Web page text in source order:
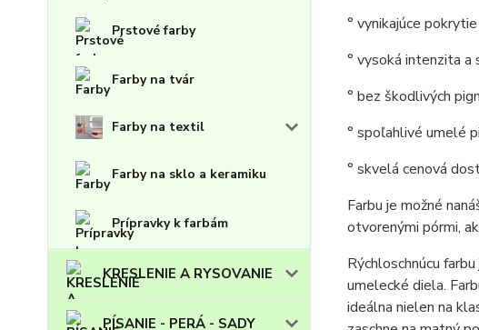
Prstové farby
Farby na tvár
Farby na textil
Farby na sklo a keramiku
Prípravky k farbám
KRESLENIE A RYSOVANIE
PÍSANIE - PERÁ - SADY
° vynikajúce
° vysoká intenzita
° bez škodlivých
° spoľahlivé umelé
° skvelá cenová
Farbu je možné
otvorenými pórmi,
Rýchloschnúcu
umelecké diela.
ideálna nielen na